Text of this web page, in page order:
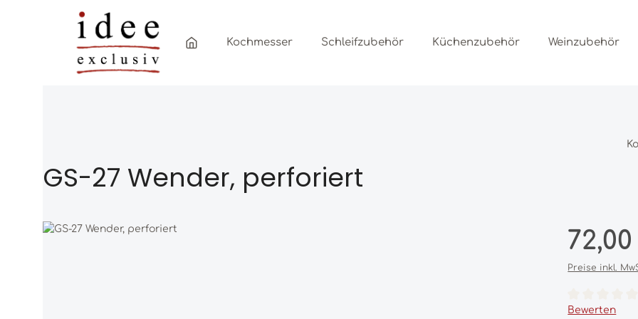
Zum Hauptinhalt springen
Zur Hauptnavigation springen
Kochmesser Schleifzubehör Küchenzubehör Weinzubehör
GS-27 Wender, perforiert
Bildergalerie überspringen Regulärer
Preise inkl.
Bewerten